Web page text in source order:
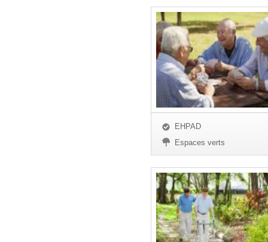
EHPAD
Espaces verts